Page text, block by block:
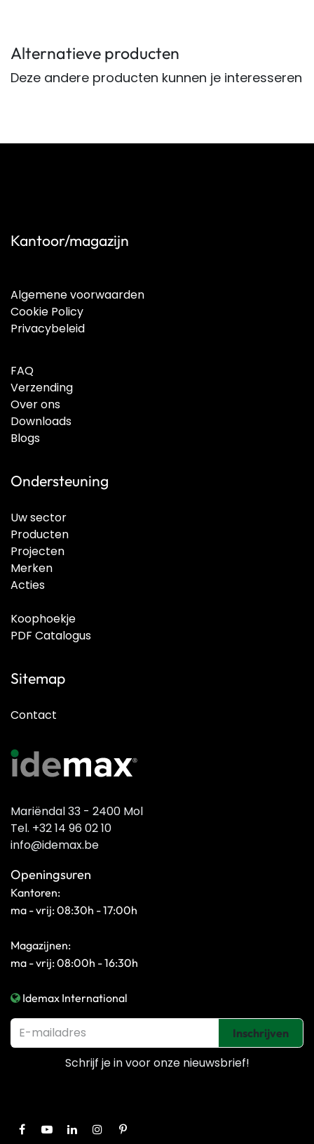
Alternatieve producten
Deze andere producten kunnen je interesseren
Kantoor/magazijn
Algemene voorwaarden
Cookie Policy
Privacybeleid
FAQ
Verzending
Over ons
Downloads
Blogs
Ondersteuning
Uw sector
Producten
Projecten
Merken
Acties
Koophoekje
PDF Catalogus
Sitemap
Contact
Mariëndal 33 - 2400 Mol
Tel. +32 14 96 02 10
info@idemax.be
Openingsuren
Kantoren:
ma - vrij: 08:30h - 17:00h
Magazijnen:
ma - vrij: 08:00h - 16:30h
Idemax International
Inschrijven
Schrijf je in voor onze nieuwsbrief!